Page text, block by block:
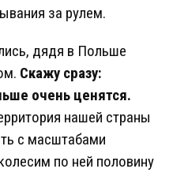
за рулем.
дядя в Польше
Скажу сразу:
очень ценятся.
нашей страны
с масштабами
по ней половину